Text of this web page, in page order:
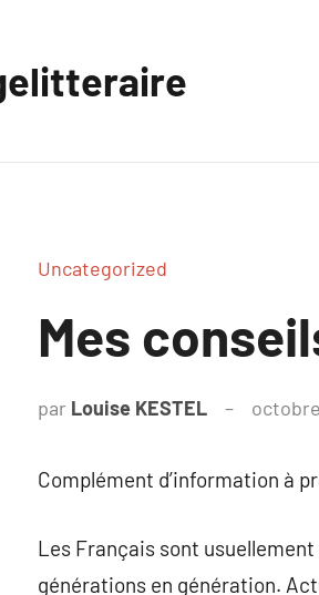
Uncategorized
Mes
par Louise KESTEL
Complément d’information à
Les Français sont
générations en génération.